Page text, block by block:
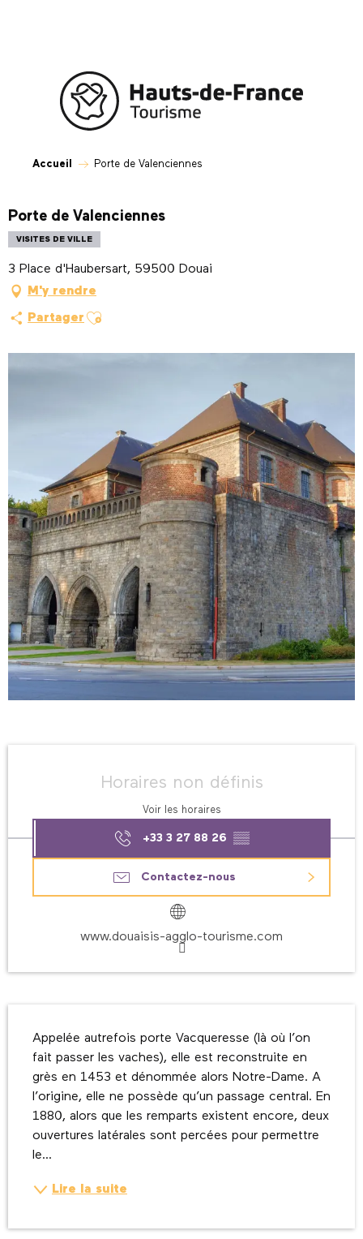
Accueil Porte de Valenciennes
Porte de Valenciennes
VISITES DE VILLE
3 Place d'Haubersart, 59500 Douai
M'y rendre
Partager Ajouter aux favoris
Horaires non définis
Voir les horaires
+33 3 27 88 26 ▒▒
Contactez-nous
www.douaisis-agglo-tourisme.com
Appelée autrefois porte Vacqueresse (là où l’on
fait passer les vaches), elle est reconstruite en
grès en 1453 et dénommée alors Notre-Dame. A
l’origine, elle ne possède qu’un passage central. En
1880, alors que les remparts existent encore, deux
ouvertures latérales sont percées pour permettre
le...
Lire la suite